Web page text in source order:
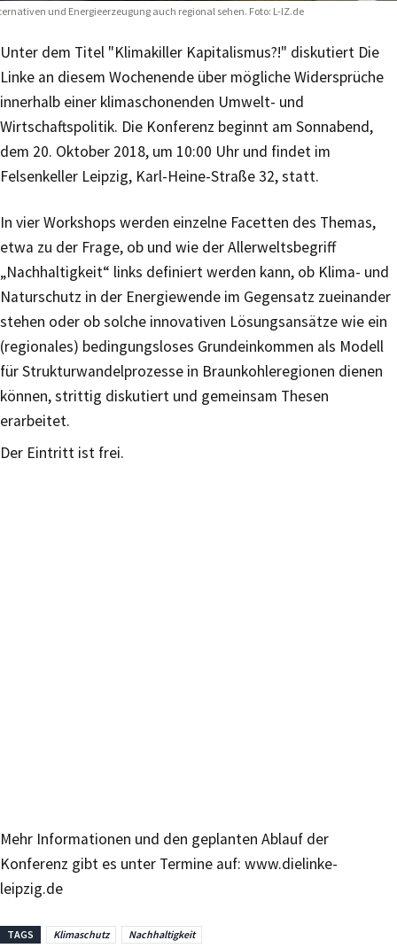
und Energieerzeugung auch regional sehen. Foto: L-IZ.de
Unter dem Titel "Klimakiller Kapitalismus?!" diskutiert Die
Linke an diesem Wochenende über mögliche Widersprüche
innerhalb einer klimaschonenden Umwelt- und
Wirtschaftspolitik. Die Konferenz beginnt am Sonnabend,
dem 20. Oktober 2018, um 10:00 Uhr und findet im
Felsenkeller Leipzig, Karl-Heine-Straße 32, statt.
In vier Workshops werden einzelne Facetten des Themas,
etwa zu der Frage, ob und wie der Allerweltsbegriff
„Nachhaltigkeit“ links definiert werden kann, ob Klima- und
Naturschutz in der Energiewende im Gegensatz zueinander
stehen oder ob solche innovativen Lösungsansätze wie ein
(regionales) bedingungsloses Grundeinkommen als Modell
für Strukturwandelprozesse in Braunkohleregionen dienen
können, strittig diskutiert und gemeinsam Thesen
erarbeitet.
Der Eintritt ist frei.
Mehr Informationen und den geplanten Ablauf der
Konferenz gibt es unter Termine auf: www.dielinke-
leipzig.de
TAGS Klimaschutz Nachhaltigkeit